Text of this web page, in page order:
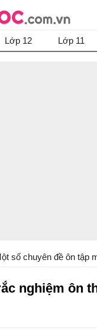
Lớp 12 Lớp 11
số chuyên đề ôn tập
nghiệm ôn